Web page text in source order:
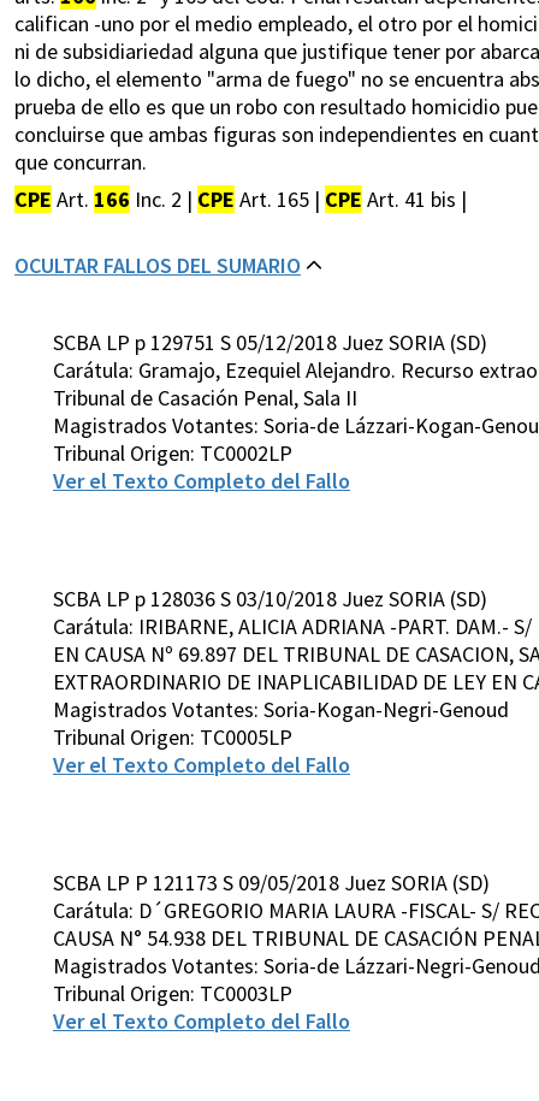
califican -uno por el medio empleado, el otro por el
ni de subsidiariedad alguna que justifique tener por
lo dicho, el elemento "arma de fuego" no se encuentra
prueba de ello es que un robo con resultado homicidio
concluirse que ambas figuras son independientes en
que concurran.
CPE Art. 166 Inc. 2 | CPE Art. 165 | CPE Art. 41 bis |
OCULTAR FALLOS DEL SUMARIO
SCBA LP p 129751 S 05/12/2018 Juez SORIA (SD)
Carátula: Gramajo, Ezequiel Alejandro. Recurso
Tribunal de Casación Penal, Sala II
Magistrados Votantes: Soria-de Lázzari-Kogan-
Tribunal Origen: TC0002LP
Ver el Texto Completo del Fallo
SCBA LP p 128036 S 03/10/2018 Juez SORIA (SD)
Carátula: IRIBARNE, ALICIA ADRIANA -PART. DAM.-
EN CAUSA Nº 69.897 DEL TRIBUNAL DE CASACION,
EXTRAORDINARIO DE INAPLICABILIDAD DE LEY EN
Magistrados Votantes: Soria-Kogan-Negri-Genoud
Tribunal Origen: TC0005LP
Ver el Texto Completo del Fallo
SCBA LP P 121173 S 09/05/2018 Juez SORIA (SD)
Carátula: D´GREGORIO MARIA LAURA -FISCAL- S/
CAUSA N° 54.938 DEL TRIBUNAL DE CASACIÓN
Magistrados Votantes: Soria-de Lázzari-Negri-
Tribunal Origen: TC0003LP
Ver el Texto Completo del Fallo